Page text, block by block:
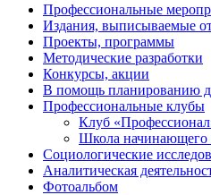
Профессиональные
Издания, выписываемые
Проекты, программы
Методические разработки
Конкурсы, акции
В помощь планированию
Профессиональные клубы
Клуб
Школа начинающего
Социологические
Аналитическая
Фотоальбом